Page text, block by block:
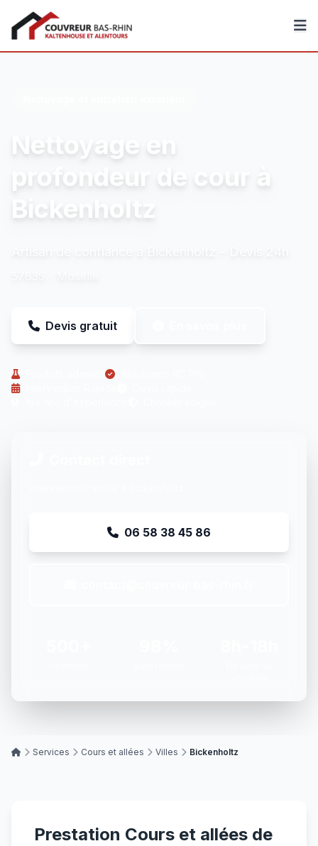
Couvreur Bas-Rhin
Nettoyage en
profondeur de cour à
Bickenholtz
Devis gratuit
06 58 38 45 86
Services Cours et allées Villes Bickenholtz
Prestation Cours et allées de